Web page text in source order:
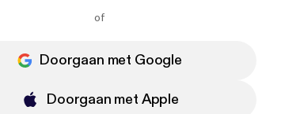
mails ontvangen met nieuws en
of
Doorgaan met Google
Doorgaan met Apple